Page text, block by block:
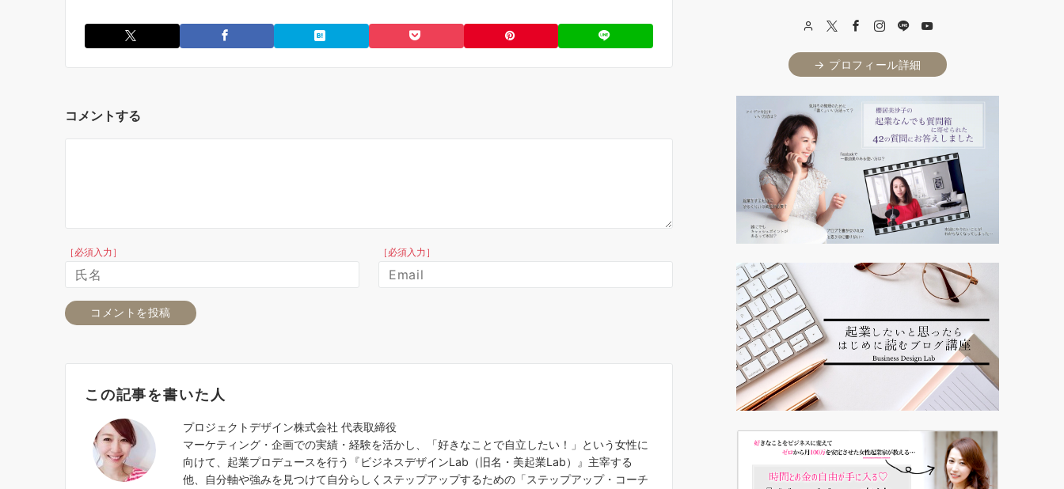
コメントする
［必須入力］ ［必須入力］
この記事を書いた人
プロジェクトデザイン株式会社 代表取締役
マーケティング・企画での実績・経験を活かし、「好きなことで自立したい！」という女性に
向けて、起業プロデュースを行う『ビジネスデザインLab（旧名・美起業Lab）』主宰する
他、自分軸や強みを見つけて自分らしくステップアップするための「ステップアップ・コーチ
→ プロフィール詳細